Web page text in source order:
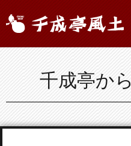
千成亭か